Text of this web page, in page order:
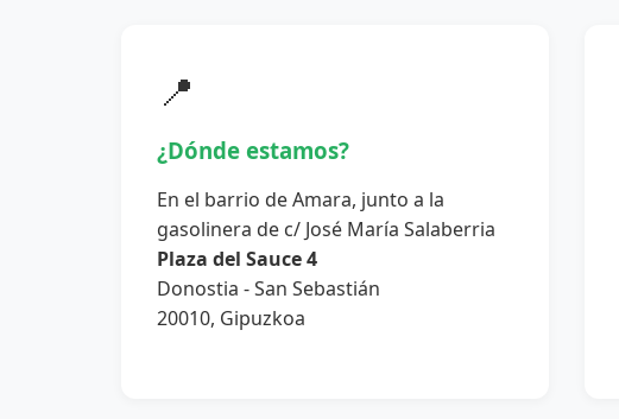
📍
¿Dónde estamos?
En el barrio de Amara, junto a la
gasolinera de c/ José María Salaberria
Plaza del Sauce 4
Donostia - San Sebastián
20010, Gipuzkoa